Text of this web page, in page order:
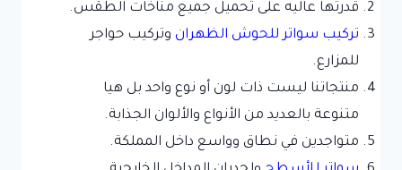
قدرتها عاليه على تحميل جميع مناخات الطقس.
تركيب سواتر للحوش الظهران وتركيب حواجر
للمزارع.
منتجاتنا ليست ذات لون أو نوع واحد بل هيا
متنوعة بالعديد من الأنواع والألوان الجذابة.
متواجدين في نطاق وواسع داخل المملكة.